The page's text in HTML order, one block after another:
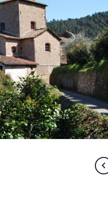
chevron_left